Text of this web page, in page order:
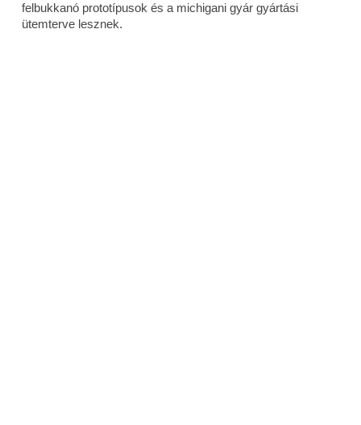
felbukkanó prototípusok és a michigani gyár gyártási
ütemterve lesznek.